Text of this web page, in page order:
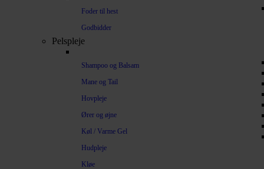
Foder til hest
Godbidder
Pelspleje
Shampoo og Balsam
Mane og Tail
Hovpleje
Ører og øjne
Køl / Varme Gel
Hudpleje
Kløe